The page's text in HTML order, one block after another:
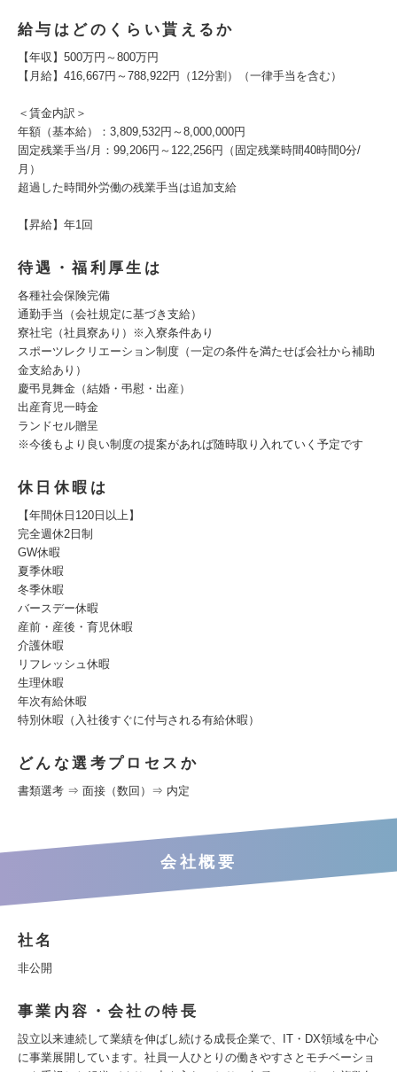
給与はどのくらい貰えるか
【年収】500万円～800万円
【月給】416,667円～788,922円（12分割）（一律手当を含む）
＜賃金内訳＞
年額（基本給）：3,809,532円～8,000,000円
固定残業手当/月：99,206円～122,256円（固定残業時間40時間0分/
月）
超過した時間外労働の残業手当は追加支給
【昇給】年1回
待遇・福利厚生は
各種社会保険完備
通勤手当（会社規定に基づき支給）
寮社宅（社員寮あり）※入寮条件あり
スポーツレクリエーション制度（一定の条件を満たせば会社から補助
金支給あり）
慶弔見舞金（結婚・弔慰・出産）
出産育児一時金
ランドセル贈呈
※今後もより良い制度の提案があれば随時取り入れていく予定です
休日休暇は
【年間休⽇120⽇以上】
完全週休2⽇制
GW休暇
夏季休暇
冬季休暇
バースデー休暇
産前・産後・育児休暇
介護休暇
リフレッシュ休暇
生理休暇
年次有給休暇
特別休暇（入社後すぐに付与される有給休暇）
どんな選考プロセスか
書類選考 ⇒ 面接（数回）⇒ 内定
会社概要
社名
非公開
事業内容・会社の特長
設立以来連続して業績を伸ばし続ける成長企業で、IT・DX領域を中心
に事業展開しています。社員一人ひとりの働きやすさとモチベーショ